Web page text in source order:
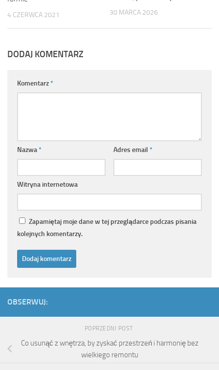
4 CZERWCA 2021 30 MARCA 2026
DODAJ KOMENTARZ
Komentarz*
Nazwa* Adres email *
Witryna internetowa
Zapamiętaj moje dane w tej przeglądarce podczas pisania
kolejnych komentarzy.
OBSERWUJ:
POPRZEDNI POST
Co usunąć z wnętrza, by zyskać przestrzeń i harmonię bez
wielkiego remontu